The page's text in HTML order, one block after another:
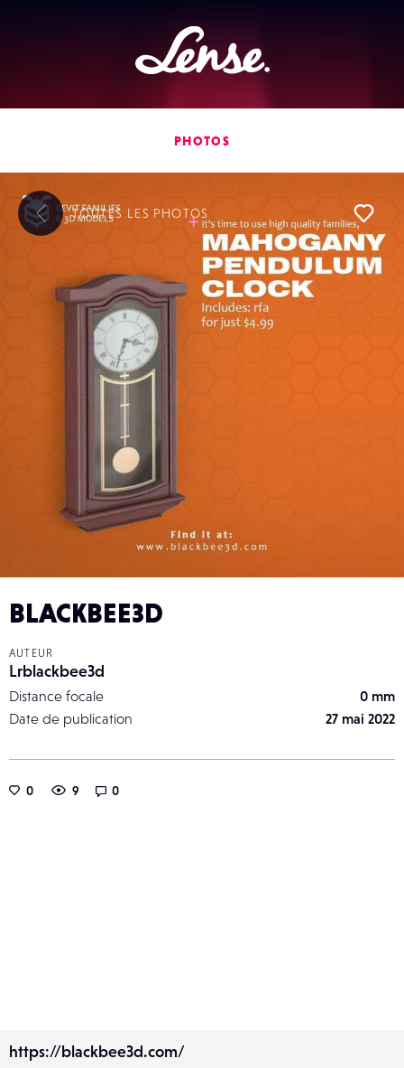
PHOTOS
BLACKBEE3D
AUTEUR
Lrblackbee3d
Distance focale
0 mm
Date de publication
27 mai 2022
0 9 0
TOUTES LES PHOTOS
https://blackbee3d.com/